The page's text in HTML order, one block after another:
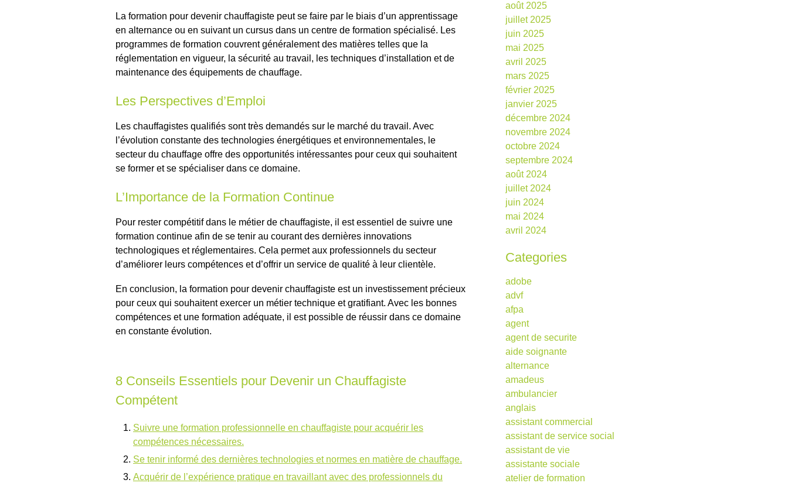
La formation pour devenir chauffagiste peut se faire par le biais d’un apprentissage
en alternance ou en suivant un cursus dans un centre de formation spécialisé. Les
programmes de formation couvrent généralement des matières telles que la
réglementation en vigueur, la sécurité au travail, les techniques d’installation et de
maintenance des équipements de chauffage.
Les Perspectives d’Emploi
Les chauffagistes qualifiés sont très demandés sur le marché du travail. Avec
l’évolution constante des technologies énergétiques et environnementales, le
secteur du chauffage offre des opportunités intéressantes pour ceux qui souhaitent
se former et se spécialiser dans ce domaine.
L’Importance de la Formation Continue
Pour rester compétitif dans le métier de chauffagiste, il est essentiel de suivre une
formation continue afin de se tenir au courant des dernières innovations
technologiques et réglementaires. Cela permet aux professionnels du secteur
d’améliorer leurs compétences et d’offrir un service de qualité à leur clientèle.
En conclusion, la formation pour devenir chauffagiste est un investissement précieux
pour ceux qui souhaitent exercer un métier technique et gratifiant. Avec les bonnes
compétences et une formation adéquate, il est possible de réussir dans ce domaine
en constante évolution.
8 Conseils Essentiels pour Devenir un Chauffagiste
Compétent
Suivre une formation professionnelle en chauffagiste pour acquérir les
compétences nécessaires.
Se tenir informé des dernières technologies et normes en matière de chauffage.
Acquérir de l’expérience pratique en travaillant avec des professionnels du
août 2025
juillet 2025
juin 2025
mai 2025
avril 2025
mars 2025
février 2025
janvier 2025
décembre 2024
novembre 2024
octobre 2024
septembre 2024
août 2024
juillet 2024
juin 2024
mai 2024
avril 2024
Categories
adobe
advf
afpa
agent
agent de securite
aide soignante
alternance
amadeus
ambulancier
anglais
assistant commercial
assistant de service social
assistant de vie
assistante sociale
atelier de formation